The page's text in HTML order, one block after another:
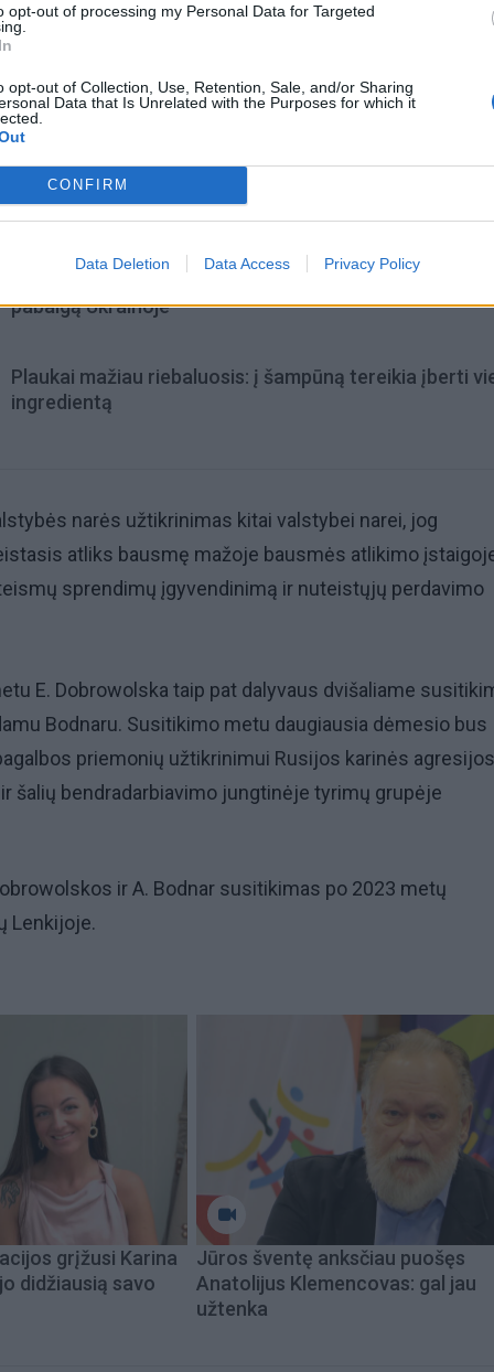
opt-out of processing my Personal Data for Targeted
opt-out of Collection, Use, Retention, Sale, and/or Sharing
Data that Is Unrelated with the Purposes for which it
CONFIRM
Data Deletion Data Access Privacy Policy
pabaigą Ukrainoje
Plaukai mažiau riebaluosis: į šampūną tereikia įberti
ingredientą
narės užtikrinimas kitai valstybei narei, jog
atliks bausmę mažoje bausmės atlikimo
sprendimų įgyvendinimą ir nuteistųjų perdavimo
E. Dobrowolska taip pat dalyvaus dvišaliame
Bodnaru. Susitikimo metu daugiausia dėmesio bus
priemonių užtikrinimui Rusijos karinės
šalių bendradarbiavimo jungtinėje tyrimų grupėje
ir A. Bodnar susitikimas po 2023 metų
Lenkijoje.
grįžusi Karina
didžiausią savo
Jūros šventę anksčiau puošęs
Anatolijus Klemencovas: gal jau
užtenka